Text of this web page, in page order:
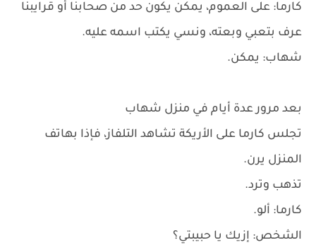
كارما: على العموم، يمكن يكون حد من صحابنا أو قرايبنا
عرف بتعبي وبعته، ونسي يكتب اسمه عليه.
شهاب: يمكن.
بعد مرور عدة أيام في منزل شهاب
تجلس كارما على الأريكة تشاهد التلفاز، فإذا بهاتف
المنزل يرن.
تذهب وترد.
كارما: ألو.
الشخص: إزيك يا حبيبتي؟